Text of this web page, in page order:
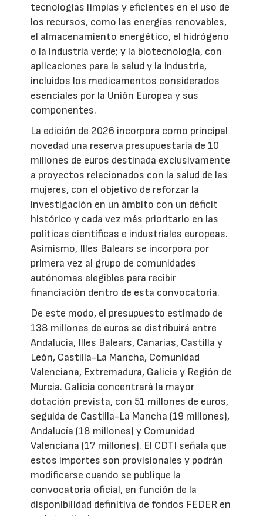
tecnologías limpias y eficientes en el uso de
los recursos, como las energías renovables,
el almacenamiento energético, el hidrógeno
o la industria verde; y la biotecnología, con
aplicaciones para la salud y la industria,
incluidos los medicamentos considerados
esenciales por la Unión Europea y sus
componentes.
La edición de 2026 incorpora como principal
novedad una reserva presupuestaria de 10
millones de euros destinada exclusivamente
a proyectos relacionados con la salud de las
mujeres, con el objetivo de reforzar la
investigación en un ámbito con un déficit
histórico y cada vez más prioritario en las
políticas científicas e industriales europeas.
Asimismo, Illes Balears se incorpora por
primera vez al grupo de comunidades
autónomas elegibles para recibir
financiación dentro de esta convocatoria.
De este modo, el presupuesto estimado de
138 millones de euros se distribuirá entre
Andalucía, Illes Balears, Canarias, Castilla y
León, Castilla-La Mancha, Comunidad
Valenciana, Extremadura, Galicia y Región de
Murcia. Galicia concentrará la mayor
dotación prevista, con 51 millones de euros,
seguida de Castilla-La Mancha (19 millones),
Andalucía (18 millones) y Comunidad
Valenciana (17 millones). El CDTI señala que
estos importes son provisionales y podrán
modificarse cuando se publique la
convocatoria oficial, en función de la
disponibilidad definitiva de fondos FEDER en